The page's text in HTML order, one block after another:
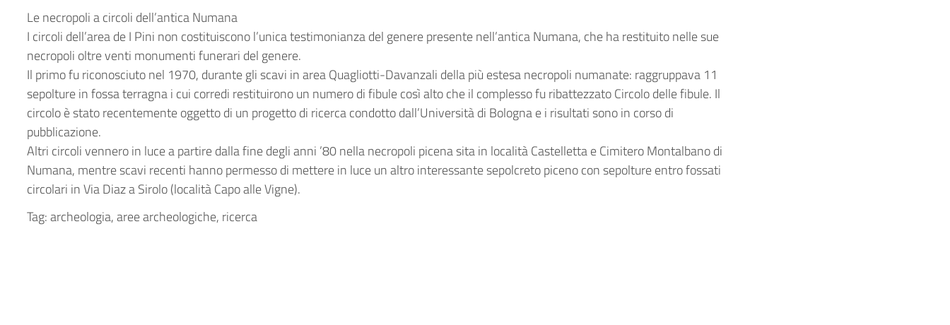
Le necropoli a circoli dell’antica Numana
I circoli dell’area de I Pini non costituiscono l’unica testimonianza del genere presente nell’antica Numana, che ha restituito nelle sue
necropoli oltre venti monumenti funerari del genere.
Il primo fu riconosciuto nel 1970, durante gli scavi in area Quagliotti-Davanzali della più estesa necropoli numanate: raggruppava 11
sepolture in fossa terragna i cui corredi restituirono un numero di fibule così alto che il complesso fu ribattezzato Circolo delle fibule. Il
circolo è stato recentemente oggetto di un progetto di ricerca condotto dall’Università di Bologna e i risultati sono in corso di
pubblicazione.
Altri circoli vennero in luce a partire dalla fine degli anni ’80 nella necropoli picena sita in località Castelletta e Cimitero Montalbano di
Numana, mentre scavi recenti hanno permesso di mettere in luce un altro interessante sepolcreto piceno con sepolture entro fossati
circolari in Via Diaz a Sirolo (località Capo alle Vigne).
Tag: archeologia, aree archeologiche, ricerca